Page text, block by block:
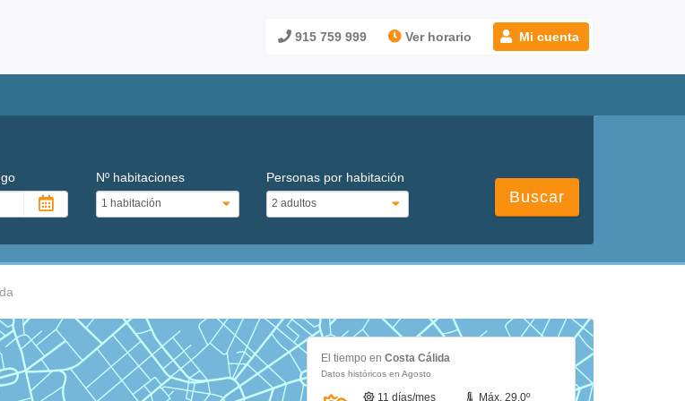
915 759 999 Ver horario Mi cuenta
Nº habitaciones Personas por habitación
Buscar
El tiempo en Costa Cálida
Datos históricos en Agosto
11 días/mes Máx. 29.0º